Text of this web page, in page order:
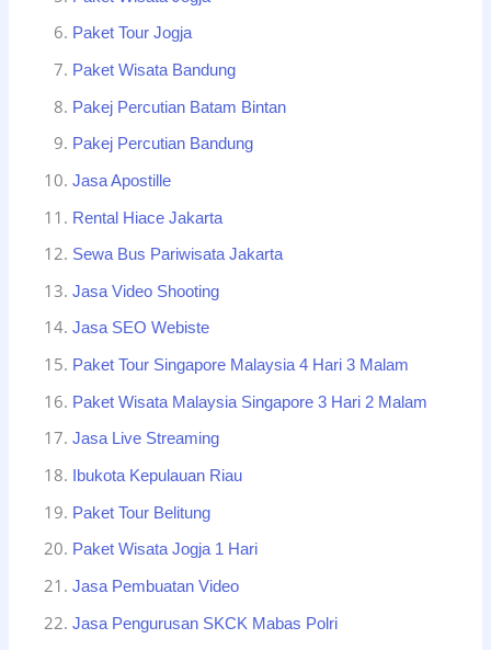
Paket Tour Jogja
Paket Wisata Bandung
Pakej Percutian Batam Bintan
Pakej Percutian Bandung
Jasa Apostille
Rental Hiace Jakarta
Sewa Bus Pariwisata Jakarta
Jasa Video Shooting
Jasa SEO Webiste
Paket Tour Singapore Malaysia 4 Hari 3 Malam
Paket Wisata Malaysia Singapore 3 Hari 2 Malam
Jasa Live Streaming
Ibukota Kepulauan Riau
Paket Tour Belitung
Paket Wisata Jogja 1 Hari
Jasa Pembuatan Video
Jasa Pengurusan SKCK Mabas Polri